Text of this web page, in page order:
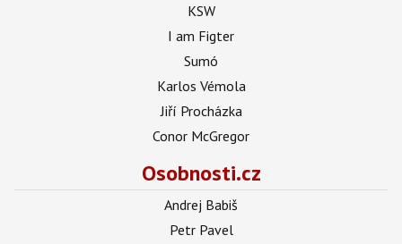
KSW
I am Figter
Sumó
Karlos Vémola
Jiří Procházka
Conor McGregor
Osobnosti.cz
Andrej Babiš
Petr Pavel